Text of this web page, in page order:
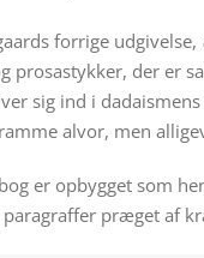
forrige udgivelse,
prosastykker, der er
sig ind i
alvor, men
er opbygget som
præget af